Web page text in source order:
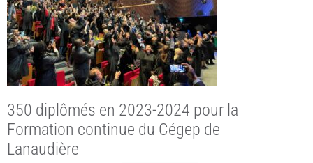
350 diplômés en 2023-2024 pour la
Formation continue du Cégep de
Lanaudière